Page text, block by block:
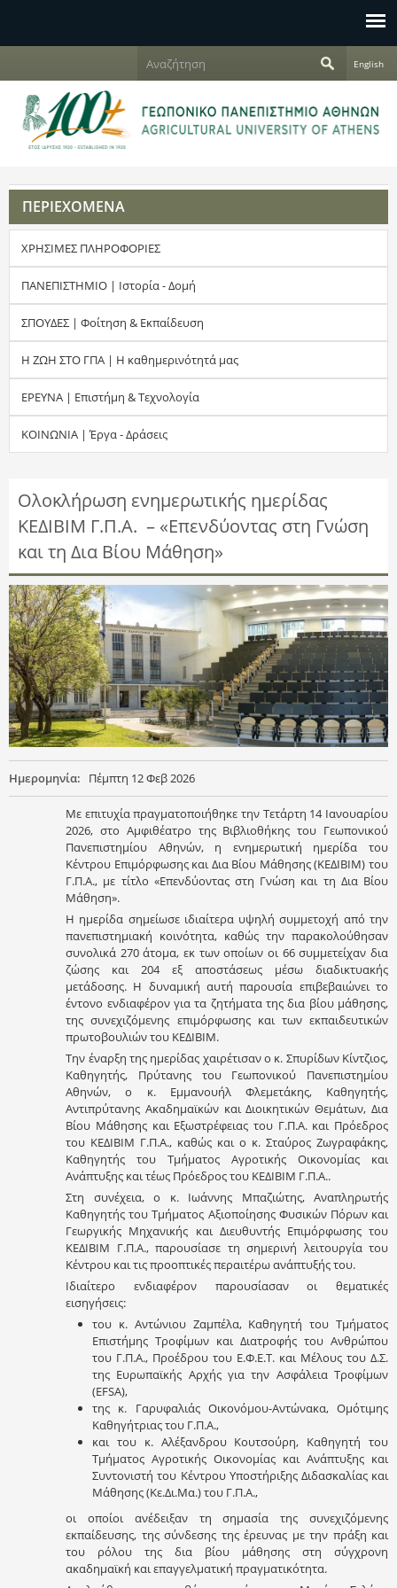
Φ
ό
μ
α
α
ν
α
ζ
ή
τ
σ
η
ς
ζ
ή
τ
η
English
ΠΕΡΙΕΧΟΜΕΝΑ
ΧΡΗΣΙΜΕΣ ΠΛΗΡΟΦΟΡΙΕΣ
ΠΑΝΕΠΙΣΤΗΜΙΟ | Ιστορία - Δομή
ΣΠΟΥΔΕΣ | Φοίτηση & Εκπαίδευση
Η ΖΩΗ ΣΤΟ ΓΠΑ | Η καθημερινότητά μας
ΕΡΕΥΝΑ | Επιστήμη & Τεχνολογία
ΚΟΙΝΩΝΙΑ | Έργα - Δράσεις
Ολοκλήρωση ενημερωτικής ημερίδας
ΚΕΔΙΒΙΜ Γ.Π.Α. – «Επενδύοντας στη Γνώση
και τη Δια Βίου Μάθηση»
Ημερομηνία: Πέμπτη 12 Φεβ 2026
Με επιτυχία πραγματοποιήθηκε την Τετάρτη 14 Ιανουαρίου
2026, στο Αμφιθέατρο της Βιβλιοθήκης του Γεωπονικού
Πανεπιστημίου Αθηνών, η ενημερωτική ημερίδα του
Κέντρου Επιμόρφωσης και Δια Βίου Μάθησης (ΚΕΔΙΒΙΜ) του
Γ.Π.Α., με τίτλο «Επενδύοντας στη Γνώση και τη Δια Βίου
Μάθηση».
Η ημερίδα σημείωσε ιδιαίτερα υψηλή συμμετοχή από την
πανεπιστημιακή κοινότητα, καθώς την παρακολούθησαν
συνολικά 270 άτομα, εκ των οποίων οι 66 συμμετείχαν δια
ζώσης και 204 εξ αποστάσεως μέσω διαδικτυακής
μετάδοσης. Η δυναμική αυτή παρουσία επιβεβαιώνει το
έντονο ενδιαφέρον για τα ζητήματα της δια βίου μάθησης,
της συνεχιζόμενης επιμόρφωσης και των εκπαιδευτικών
πρωτοβουλιών του ΚΕΔΙΒΙΜ.
Την έναρξη της ημερίδας χαιρέτισαν ο κ. Σπυρίδων Κίντζιος,
Καθηγητής, Πρύτανης του Γεωπονικού Πανεπιστημίου
Αθηνών, ο κ. Εμμανουήλ Φλεμετάκης, Καθηγητής,
Αντιπρύτανης Ακαδημαϊκών και Διοικητικών Θεμάτων, Δια
Βίου Μάθησης και Εξωστρέφειας του Γ.Π.Α. και Πρόεδρος
του ΚΕΔΙΒΙΜ Γ.Π.Α., καθώς και ο κ. Σταύρος Ζωγραφάκης,
Καθηγητής του Τμήματος Αγροτικής Οικονομίας και
Ανάπτυξης και τέως Πρόεδρος του ΚΕΔΙΒΙΜ Γ.Π.Α..
Στη συνέχεια, ο κ. Ιωάννης Μπαζιώτης, Αναπληρωτής
Καθηγητής του Τμήματος Αξιοποίησης Φυσικών Πόρων και
Γεωργικής Μηχανικής και Διευθυντής Επιμόρφωσης του
ΚΕΔΙΒΙΜ Γ.Π.Α., παρουσίασε τη σημερινή λειτουργία του
Κέντρου και τις προοπτικές περαιτέρω ανάπτυξής του.
Ιδιαίτερο ενδιαφέρον παρουσίασαν οι θεματικές
εισηγήσεις:
του κ. Αντώνιου Ζαμπέλα, Καθηγητή του Τμήματος
Επιστήμης Τροφίμων και Διατροφής του Ανθρώπου
του Γ.Π.Α., Προέδρου του Ε.Φ.Ε.Τ. και Μέλους του Δ.Σ.
της Ευρωπαϊκής Αρχής για την Ασφάλεια Τροφίμων
(EFSA),
της κ. Γαρυφαλιάς Οικονόμου-Αντώνακα, Ομότιμης
Καθηγήτριας του Γ.Π.Α.,
και του κ. Αλέξανδρου Κουτσούρη, Καθηγητή του
Τμήματος Αγροτικής Οικονομίας και Ανάπτυξης και
Συντονιστή του Κέντρου Υποστήριξης Διδασκαλίας και
Μάθησης (Κε.Δι.Μα.) του Γ.Π.Α.,
οι οποίοι ανέδειξαν τη σημασία της συνεχιζόμενης
εκπαίδευσης, της σύνδεσης της έρευνας με την πράξη και
του ρόλου της δια βίου μάθησης στη σύγχρονη
ακαδημαϊκή και επαγγελματική πραγματικότητα.